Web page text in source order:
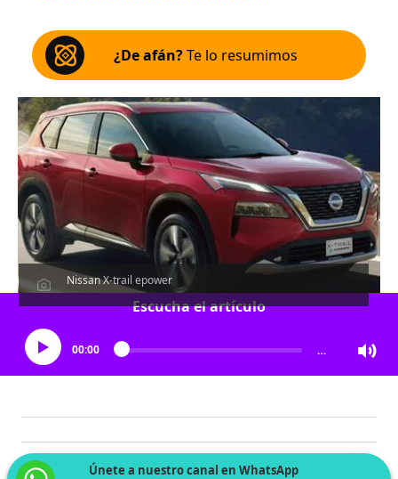
¿De afán?Te lo resumimos
Nissan X-trail epower
Escucha el artículo
00:00 …
Únete a nuestro canal en WhatsApp